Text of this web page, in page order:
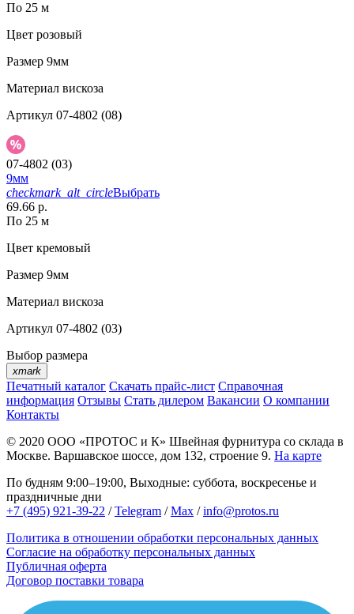
По 25 м
Цвет розовый
Размер 9мм
Материал вискоза
Артикул 07-4802 (08)
07-4802 (03)
9мм
checkmark_alt_circleВыбрать
69.66 р.
По 25 м
Цвет кремовый
Размер 9мм
Материал вискоза
Артикул 07-4802 (03)
Выбор размера
xmark
Печатный каталог Скачать прайс-лист Справочная
информация Отзывы Стать дилером Вакансии О компании
Контакты
© 2020 ООО «ПРОТОС и К» Швейная фурнитура со склада в
Москве. Варшавское шоссе, дом 132, строение 9. На карте
По будням 9:00–19:00, Выходные: суббота, воскресенье и
праздничные дни
+7 (495) 921-39-22 /Telegram /Max /info@protos.ru
Политика в отношении обработки персональных данных
Согласие на обработку персональных данных
Публичная оферта
Договор поставки товара